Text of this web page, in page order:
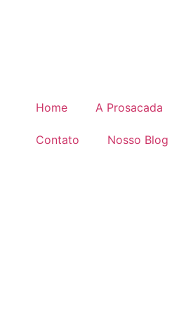
Home A Prosacada
Contato Nosso Blog